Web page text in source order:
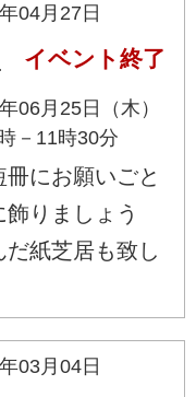
04月27日
イベント終了
06月25日（木）
－11時30分
にお願いごと
りましょう
紙芝居も致し
03月04日